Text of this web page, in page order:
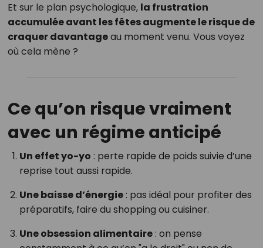
Et sur le plan psychologique, la frustration
accumulée avant les fêtes augmente le risque de
craquer davantageau moment venu. Vous voyez
où cela mène ?
Ce qu’on risque vraiment
avec un régime anticipé
Un effet yo-yo : perte rapide de poids suivie d’une
reprise tout aussi rapide.
Une baisse d’énergie: pas idéal pour profiter des
préparatifs, faire du shopping ou cuisiner.
Une obsession alimentaire: on pense